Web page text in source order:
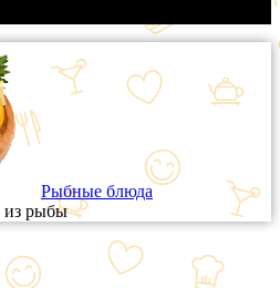
Рыбные блюда
из рыбы